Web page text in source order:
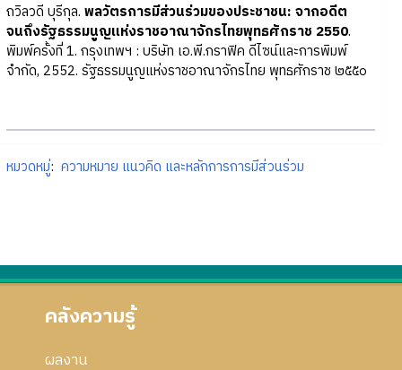
ถวิลวดี บุรีกุล. พลวัตรการมีส่วนร่วมของประชาชน: จากอดีต
จนถึงรัฐธรรมนูญแห่งราชอาณาจักรไทยพุทธศักราช 2550.
พิมพ์ครั้งที่ 1. กรุงเทพฯ : บริษัท เอ.พี.กราฟิค ดีไซน์และการพิมพ์
จำกัด, 2552. รัฐธรรมนูญแห่งราชอาณาจักรไทย พุทธศักราช ๒๕๕๐
หมวดหมู่: ความหมาย แนวคิด และหลักการการมีส่วนร่วม
คลังความรู้
ผลงาน